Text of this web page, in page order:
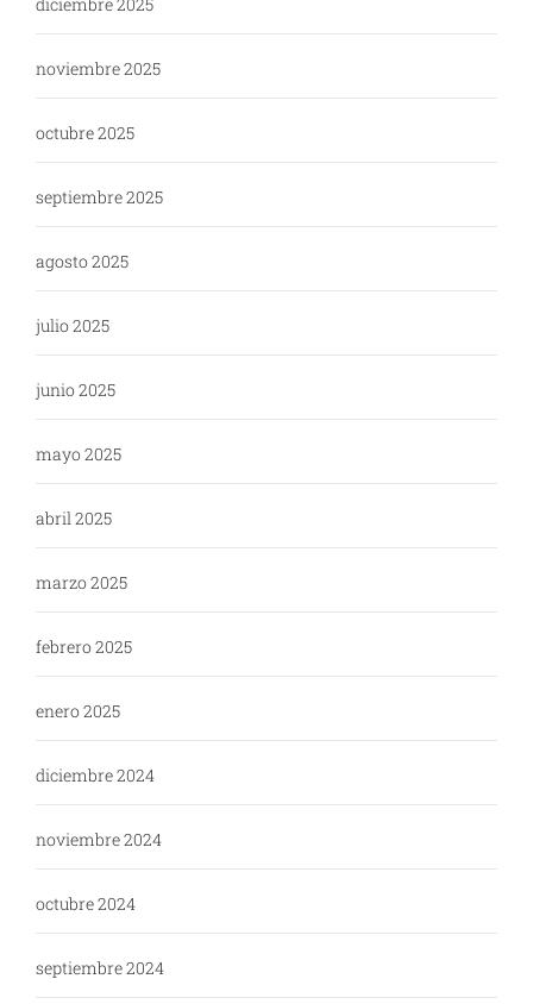
noviembre 2025
octubre 2025
septiembre 2025
agosto 2025
julio 2025
junio 2025
mayo 2025
abril 2025
marzo 2025
febrero 2025
enero 2025
diciembre 2024
noviembre 2024
octubre 2024
septiembre 2024